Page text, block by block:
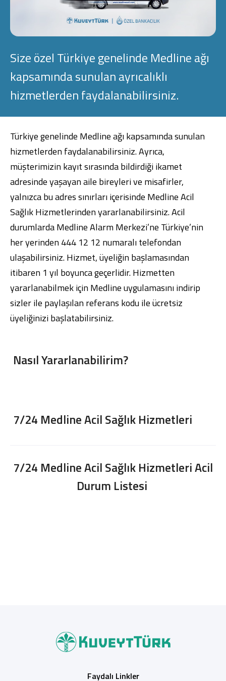
Dijital Bankacılık Hakkımızda Finans Portalı
Yatırımcı İlişkileri
Şube ve ATM’ler
İletişim
Ürün ve Hizmet Ücretleri
Englishالعربية
Konut Finansmanı
Ticari Kartlar
Leasing
Yatırım
Size özel Türkiye genelinde Medline ağı
kapsamında sunulan ayrıcalıklı
hizmetlerden faydalanabilirsiniz.
Türkiye genelinde Medline ağı kapsamında sunulan
hizmetlerden faydalanabilirsiniz. Ayrıca,
müşterimizin kayıt sırasında bildirdiği ikamet
adresinde yaşayan aile bireyleri ve misafirler,
yalnızca bu adres sınırları içerisinde Medline Acil
Sağlık Hizmetlerinden yararlanabilirsiniz. Acil
durumlarda Medline Alarm Merkezi’ne Türkiye’nin
her yerinden 444 12 12 numaralı telefondan
ulaşabilirsiniz. Hizmet, üyeliğin başlamasından
itibaren 1 yıl boyunca geçerlidir. Hizmetten
yararlanabilmek için Medline uygulamasını indirip
sizler ile paylaşılan referans kodu ile ücretsiz
üyeliğinizi başlatabilirsiniz.
Nasıl Yararlanabilirim?
7/24 Medline Acil Sağlık Hizmetleri
7/24 Medline Acil Sağlık Hizmetleri Acil
Durum Listesi
Faydalı Linkler